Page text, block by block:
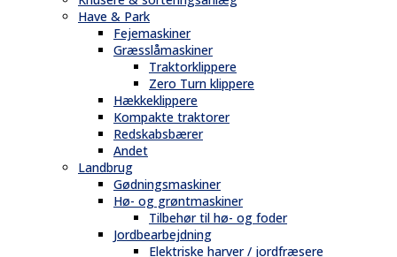
Have & Park
Fejemaskiner
Græsslåmaskiner
Traktorklippere
Zero Turn klippere
Hækkeklippere
Kompakte traktorer
Redskabsbærer
Andet
Landbrug
Gødningsmaskiner
Hø- og grøntmaskiner
Tilbehør til hø- og foder
Jordbearbejdning
Elektriske harver / jordfræsere